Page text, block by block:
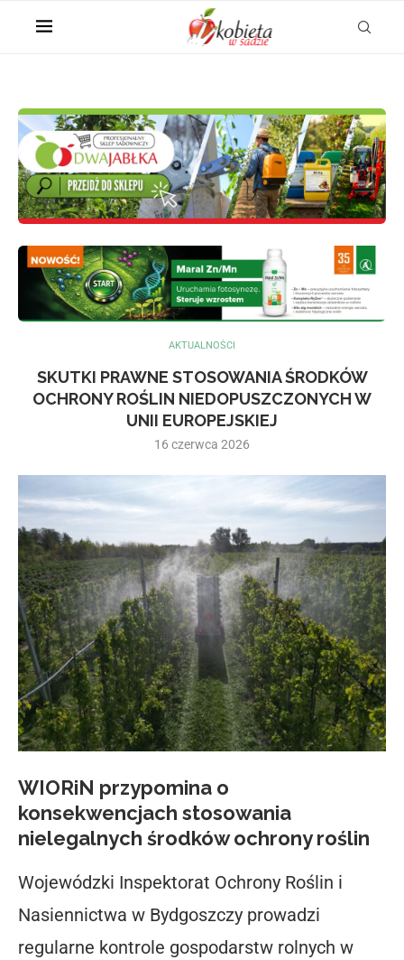
AKTUALNOŚCI
SKUTKI PRAWNE STOSOWANIA ŚRODKÓW
OCHRONY ROŚLIN NIEDOPUSZCZONYCH W
UNII EUROPEJSKIEJ
16 czerwca 2026
WIORiN przypomina o
konsekwencjach stosowania
nielegalnych środków ochrony roślin
Wojewódzki Inspektorat Ochrony Roślin i
Nasiennictwa w Bydgoszczy prowadzi
regularne kontrole gospodarstw rolnych w